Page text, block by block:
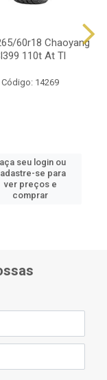
60r18 Chaoyang
110t At Tl
Código: 14269
seu login ou
se para
ver preços e
comprar